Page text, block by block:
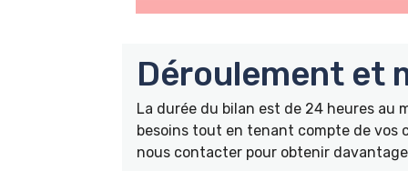
Déroulement et
La durée du bilan est de 24 heures au
besoins tout en tenant compte de vos
nous contacter pour obtenir